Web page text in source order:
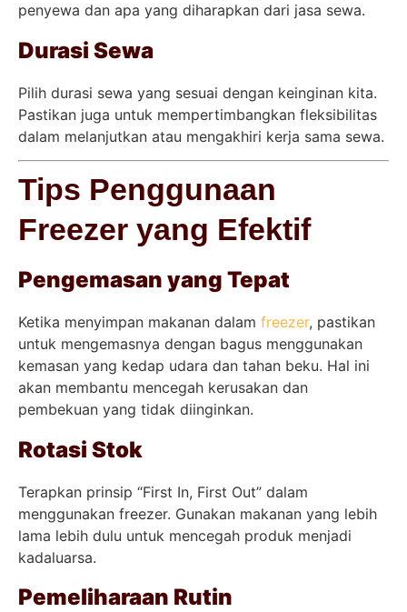
penyewa dan apa yang diharapkan dari jasa sewa.
Durasi Sewa
Pilih durasi sewa yang sesuai dengan keinginan kita.
Pastikan juga untuk mempertimbangkan fleksibilitas
dalam melanjutkan atau mengakhiri kerja sama sewa.
Tips Penggunaan
Freezer yang Efektif
Pengemasan yang Tepat
Ketika menyimpan makanan dalam freezer, pastikan
untuk mengemasnya dengan bagus menggunakan
kemasan yang kedap udara dan tahan beku. Hal ini
akan membantu mencegah kerusakan dan
pembekuan yang tidak diinginkan.
Rotasi Stok
Terapkan prinsip “First In, First Out” dalam
menggunakan freezer. Gunakan makanan yang lebih
lama lebih dulu untuk mencegah produk menjadi
kadaluarsa.
Pemeliharaan Rutin